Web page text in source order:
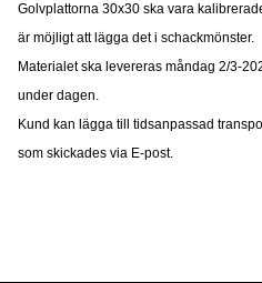
Golvplattorna 30x30 ska vara
är möjligt att lägga det i schackmönster.
Materialet ska levereras måndag 2/3-
under dagen.
Kund kan lägga till tidsanpassad
som skickades via E-post.